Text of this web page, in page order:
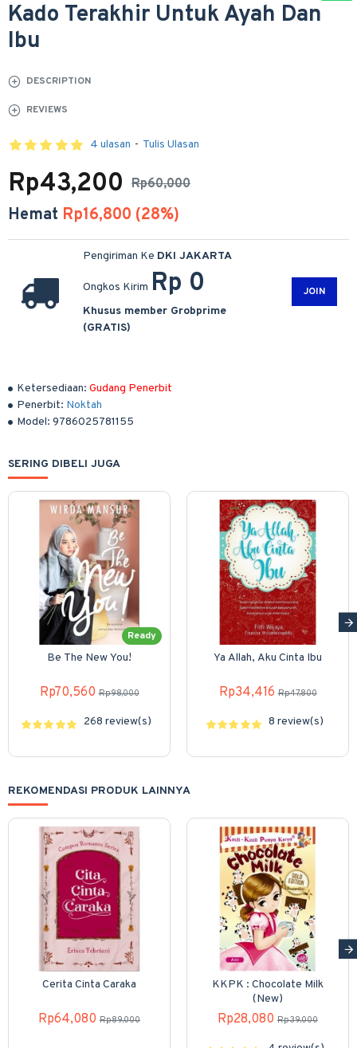
Kado Terakhir Untuk Ayah Dan
Ibu
DESCRIPTION
REVIEWS
Ketersediaan: Gudang Penerbit
Penerbit: Noktah
Model: 9786025781155
4 ulasan - Tulis Ulasan
Rp60,000
Rp43,200
Hemat Rp16,800 (28%)
Pengiriman Ke DKI JAKARTA
Ongkos Kirim Rp 0
Khusus member Grobprime
(GRATIS)
JOIN
SERING DIBELI JUGA
Ready
Be The New You!
Rp70,560 Rp98,000
268 review(s)
Ya Allah, Aku Cinta Ibu
Rp34,416 Rp47,800
8 review(s)
REKOMENDASI PRODUK LAINNYA
Cerita Cinta Caraka
Rp64,080 Rp89,000
KKPK : Chocolate Milk
(New)
Rp28,080 Rp39,000